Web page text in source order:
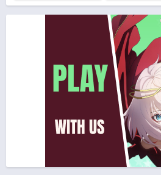
One Piece Movie 05:
Movie - 2004 - 1h e 35 min/ep
One Piece Movie 05:
Movie - 2004 - 1h e 35 min/ep
One Piece Movie 06:
no Shima (ITA)
Movie - 2005 - 1h e 31 min/ep